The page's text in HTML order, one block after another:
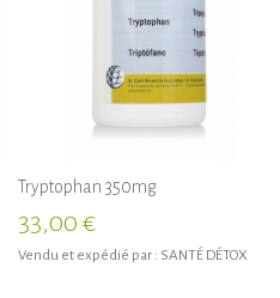
Tryptophan 350mg
33,00 €
Vendu et expédié par : SANTÉ DÉTOX